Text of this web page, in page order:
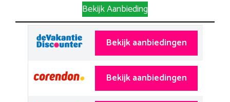
Bekijk Aanbieding
Bekijk aanbiedingen
Bekijk aanbiedingen